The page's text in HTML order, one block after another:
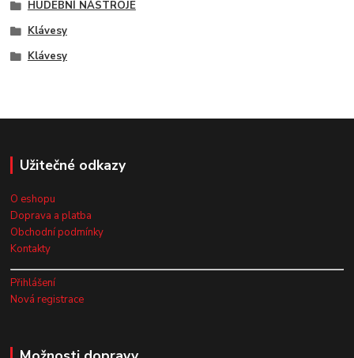
HUDEBNÍ NÁSTROJE
Klávesy
Klávesy
Užitečné odkazy
O eshopu
Doprava a platba
Obchodní podmínky
Kontakty
Přihlášení
Nová registrace